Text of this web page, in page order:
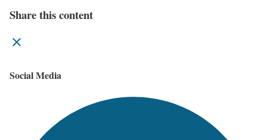
Share this content
Social Media